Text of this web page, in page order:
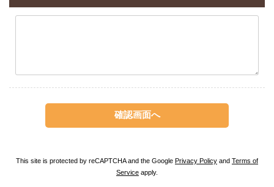
This site is protected by reCAPTCHA and the Google Privacy Policy and Terms of
Service apply.